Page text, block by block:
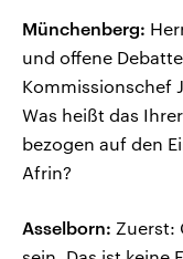
Münchenberg:
und offene
Kommissionschef
Was heißt das
bezogen auf den
Afrin?
Asselborn: Zuerst: